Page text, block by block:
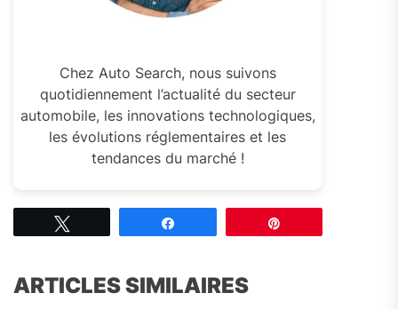
Chez Auto Search, nous suivons
quotidiennement l’actualité du secteur
automobile, les innovations technologiques,
les évolutions réglementaires et les
tendances du marché !
ARTICLES SIMILAIRES